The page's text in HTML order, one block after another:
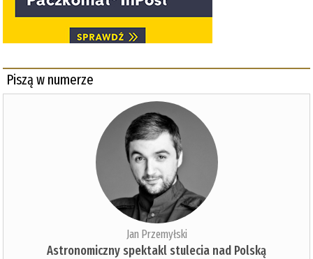
Piszą w numerze
Jan Przemyłski
Astronomiczny spektakl stulecia nad Polską